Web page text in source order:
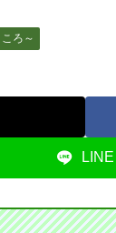
ろ～
LINE